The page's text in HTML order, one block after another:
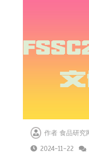
作者食品研究
2024-11-22